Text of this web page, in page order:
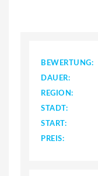
BEWERTUNG:
DAUER:
REGION:
STADT:
START:
PREIS: